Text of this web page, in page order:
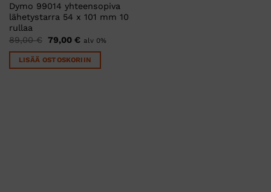
Dymo 99014 yhteensopiva
lähetystarra 54 x 101 mm 10
rullaa
89,00€ Alkuperäinen
oli:
89,00 €.
79,00€Nykyinen
on:
79,00 €.
alv 0%
LISÄÄ OSTOSKORIIN